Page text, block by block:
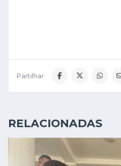
Partilhar:
RELACIONADAS